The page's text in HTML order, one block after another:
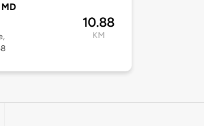
10.88
KM